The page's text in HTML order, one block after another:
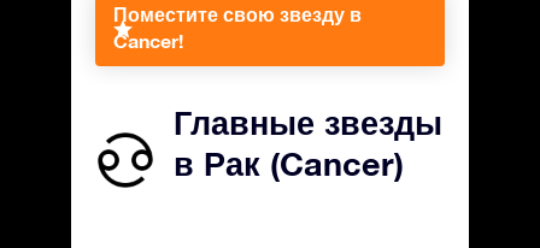
Поместите свою звезду в
Cancer!
Главные звезды
в Рак (Cancer)